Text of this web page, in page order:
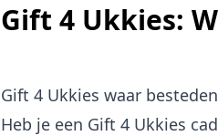
Gift 4 Ukkies:
Gift 4 Ukkies waar besteden
Heb je een Gift 4 Ukkies